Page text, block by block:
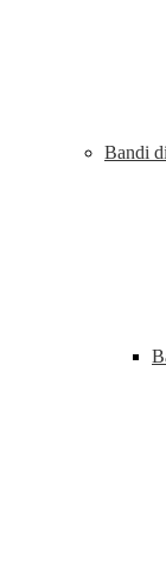
Bandi